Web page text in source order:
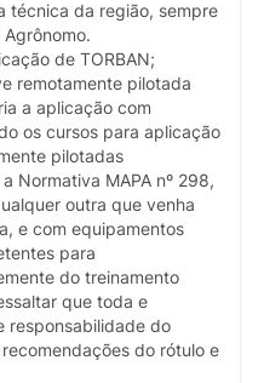
técnica da região, sempre
de TORBAN;
remotamente pilotada
a aplicação com
os cursos para aplicação
pilotadas
Normativa MAPA nº 298,
outra que venha
e com equipamentos
para
do treinamento
que toda e
responsabilidade do
do rótulo e